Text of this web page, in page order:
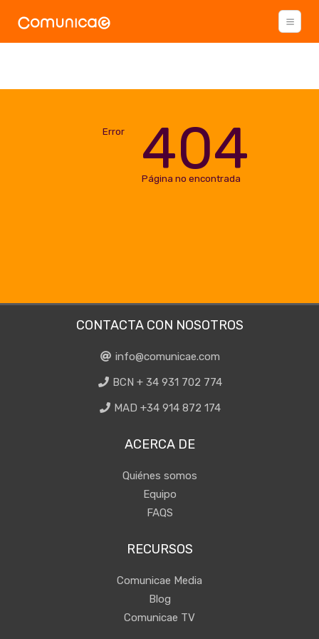
Error 404
Página no encontrada
CONTACTA CON NOSOTROS
info@comunicae.com
BCN + 34 931 702 774
MAD +34 914 872 174
ACERCA DE
Quiénes somos
Equipo
FAQS
RECURSOS
Comunicae Media
Blog
Comunicae TV